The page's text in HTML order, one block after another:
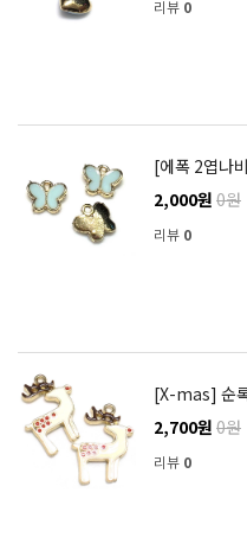
리뷰 0
[에폭 2엽나
2,000원 0원
리뷰 0
[X-mas] 순
2,700원 0원
리뷰 0